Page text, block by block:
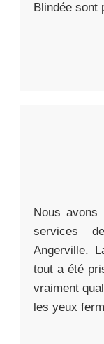
Blindée sont
Nous
services
Angerville.
tout a été
vraiment
les yeux